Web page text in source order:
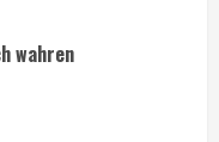
wahren